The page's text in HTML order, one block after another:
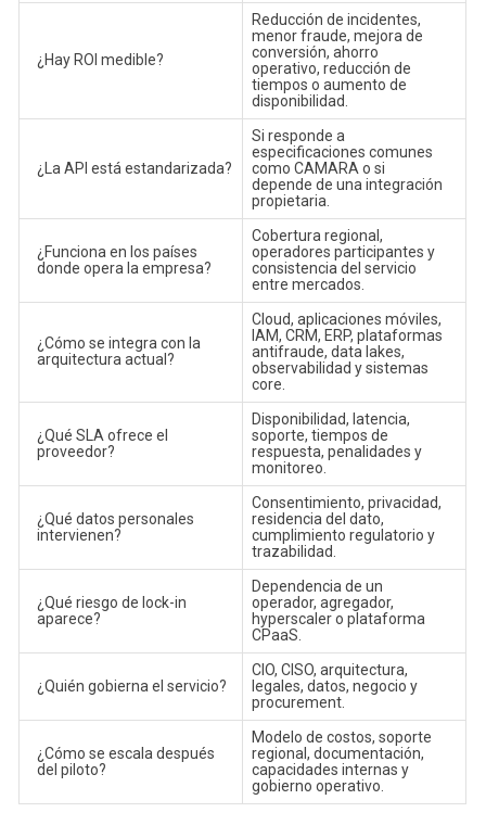
¿Hay ROI medible?
Reducción de incidentes,
menor fraude, mejora de
conversión, ahorro
operativo, reducción de
tiempos o aumento de
disponibilidad.
¿La API está estandarizada?
Si responde a
especificaciones comunes
como CAMARA o si
depende de una integración
propietaria.
¿Funciona en los países
donde opera la empresa?
Cobertura regional,
operadores participantes y
consistencia del servicio
entre mercados.
¿Cómo se integra con la
arquitectura actual?
Cloud, aplicaciones móviles,
IAM, CRM, ERP, plataformas
antifraude, data lakes,
observabilidad y sistemas
core.
¿Qué SLA ofrece el
proveedor?
Disponibilidad, latencia,
soporte, tiempos de
respuesta, penalidades y
monitoreo.
¿Qué datos personales
intervienen?
Consentimiento, privacidad,
residencia del dato,
cumplimiento regulatorio y
trazabilidad.
¿Qué riesgo de lock-in
aparece?
Dependencia de un
operador, agregador,
hyperscaler o plataforma
CPaaS.
¿Quién gobierna el servicio?
CIO, CISO, arquitectura,
legales, datos, negocio y
procurement.
¿Cómo se escala después
del piloto?
Modelo de costos, soporte
regional, documentación,
capacidades internas y
gobierno operativo.